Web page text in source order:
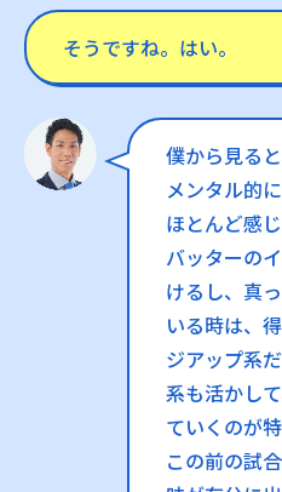
そうですね。はい。
僕から見る
メンタル的
ほとんど感
バッターの
けるし、真
いる時は、
ジアップ系
系も活かし
ていくのが特
この前の試